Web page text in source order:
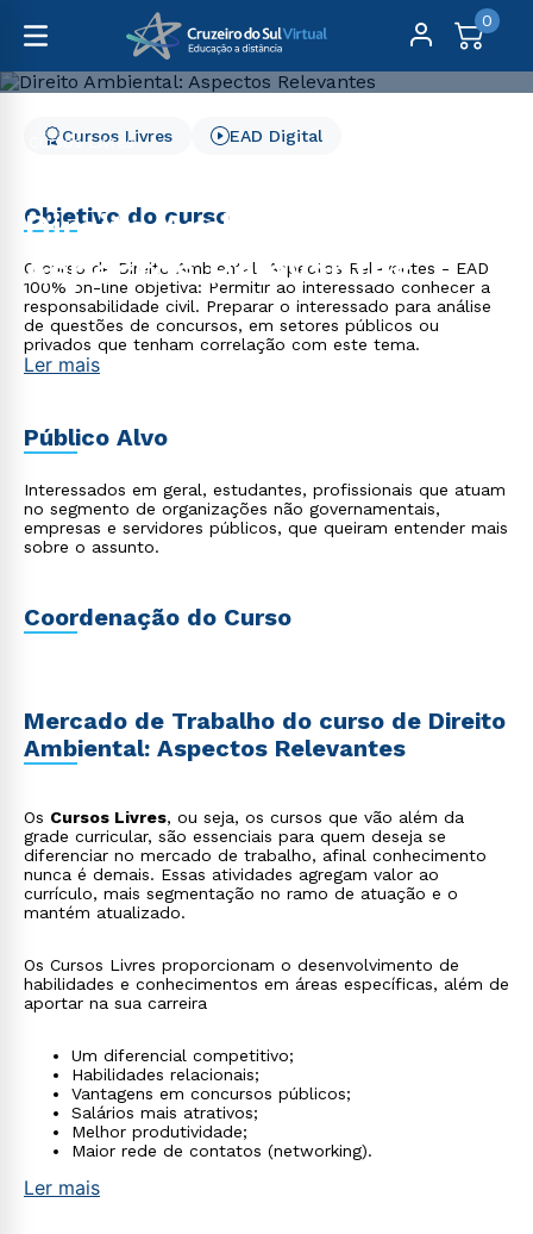
0
Cursos Livres
Direito Ambiental:
Aspectos Relevantes
Cursos Livres EAD Digital
Objetivo do curso
O curso de Direito Ambiental: Aspectos Relevantes - EAD
100% on-line objetiva: Permitir ao interessado conhecer a
responsabilidade civil. Preparar o interessado para análise
de questões de concursos, em setores públicos ou
privados que tenham correlação com este tema.
Ler mais
Público Alvo
Interessados em geral, estudantes, profissionais que atuam
no segmento de organizações não governamentais,
empresas e servidores públicos, que queiram entender mais
sobre o assunto.
Coordenação do Curso
Mercado de Trabalho do curso de Direito
Ambiental: Aspectos Relevantes
Os Cursos Livres, ou seja, os cursos que vão além da
grade curricular, são essenciais para quem deseja se
diferenciar no mercado de trabalho, afinal conhecimento
nunca é demais. Essas atividades agregam valor ao
currículo, mais segmentação no ramo de atuação e o
mantém atualizado.
Os Cursos Livres proporcionam o desenvolvimento de
habilidades e conhecimentos em áreas específicas, além de
aportar na sua carreira
Um diferencial competitivo;
Habilidades relacionais;
Vantagens em concursos públicos;
Salários mais atrativos;
Melhor produtividade;
Maior rede de contatos (networking).
Ler mais